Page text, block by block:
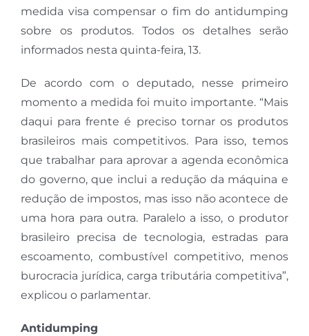
medida visa compensar o fim do antidumping
sobre os produtos. Todos os detalhes serão
informados nesta quinta-feira, 13.
De acordo com o deputado, nesse primeiro
momento a medida foi muito importante. “Mais
daqui para frente é preciso tornar os produtos
brasileiros mais competitivos. Para isso, temos
que trabalhar para aprovar a agenda econômica
do governo, que inclui a redução da máquina e
redução de impostos, mas isso não acontece de
uma hora para outra. Paralelo a isso, o produtor
brasileiro precisa de tecnologia, estradas para
escoamento, combustível competitivo, menos
burocracia jurídica, carga tributária competitiva”,
explicou o parlamentar.
Antidumping